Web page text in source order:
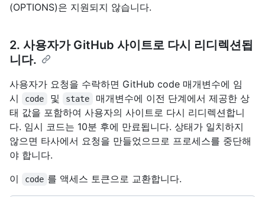
(OPTIONS)은 지원되지 않습니다.
2. 사용자가 GitHub 사이트로 다시 리디렉션됩
니다.
사용자가 요청을 수락하면 GitHub code 매개변수에 임
시
code 및 state
매개변수에 이전 단계에서 제공한 상
태 값을 포함하여 사용자의 사이트로 다시 리디렉션합니
다. 임시 코드는 10분 후에 만료됩니다. 상태가 일치하지
않으면 타사에서 요청을 만들었으므로 프로세스를 중단해
야 합니다.
이
code 를 액세스 토큰으로 교환합니다.